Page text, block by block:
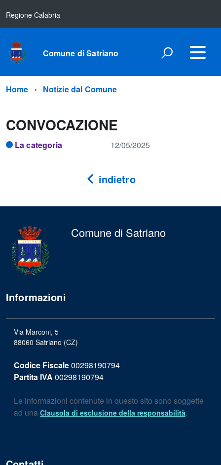
Regione Calabria
Comune di Satriano
Home Notizie dal Comune
CONVOCAZIONE
La categoria 12/05/2025
indietro
Comune di Satriano
Informazioni
Via Marconi, 5
88060 Satriano (CZ)
Codice Fiscale00298190794
Partita IVA 00298190794
Le informazioni contenute in questo sito sono soggette
ad una Clausola di esclusione della responsabilità.